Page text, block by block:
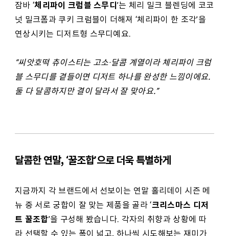
잠바 ‘체리파이 크럼블 스무디’는 체리 밀크 블렌딩에 코코
넛 밀크폼과 쿠키 크럼블이 더해져 ‘체리파이 한 조각’을
연상시키는 디저트형 스무디예요.
“씨앗호떡 츄이스티는 고소·달콤 계열이라 체리파이 크럼
블 스무디를 곁들이면 디저트 하나를 완성한 느낌이에요.
둘 다 달콤하지만 결이 달라서 잘 맞아요.”
달콤한 연말, ‘꿀조합’으로 더욱 특별하게
지금까지 각 브랜드에서 선보이는 연말 홀리데이 시즌 메
뉴 중 서로 궁합이 잘 맞는 제품을 골라 ‘크리스마스 디저
트 꿀조합’을 구성해 봤습니다. 각자의 취향과 상황에 따